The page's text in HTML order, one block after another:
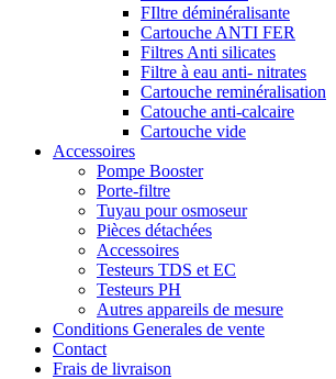
FIltre déminéralisante
Cartouche ANTI FER
Filtres Anti silicates
Filtre à eau anti- nitrates
Cartouche reminéralisation
Catouche anti-calcaire
Cartouche vide
Accessoires
Pompe Booster
Porte-filtre
Tuyau pour osmoseur
Pièces détachées
Accessoires
Testeurs TDS et EC
Testeurs PH
Autres appareils de mesure
Conditions Generales de vente
Contact
Frais de livraison